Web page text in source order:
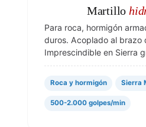
Martillo
Para roca, hormigón
duros. Acoplado al brazo
Imprescindible en Sierra
Roca y hormigón Sierra
500-2.000 golpes/min